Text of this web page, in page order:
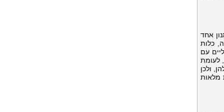
אחד
כלות
עם
, לעומת
ולכן
מלאות